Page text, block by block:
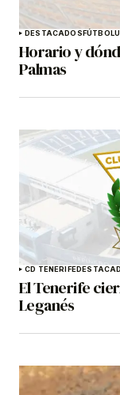
DESTACADOSFÚTBOL
Horario y
Palmas
CD TENERIFE
El Tenerife
Leganés